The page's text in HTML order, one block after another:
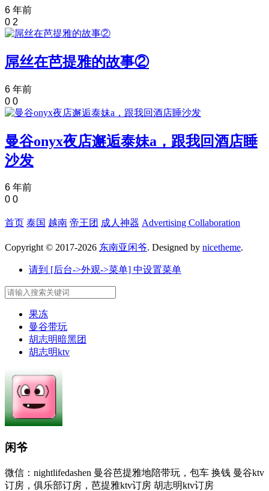
6 年前
0 2
屌丝在芭提雅的故事②
6 年前
0 0
曼谷onyx夜店邂逅泰妹a，跟我回酒店睡
沙发
6 年前
0 0
首页 泰国 越南 帝王团 成人神器 Advertising Collaboration
Copyright © 2017-2026 东南亚闲爷. Designed by nicetheme.
请到 [后台->外观->菜单] 中设置菜单
果冻
曼谷带玩
胡志明暗黑团
胡志明ktv
闲爷
微信：nightlifedashen 曼谷芭提雅地陪带玩，包车 换钱 曼谷ktv
订房，俱乐部订房，芭提雅ktv订房 胡志明ktv订房